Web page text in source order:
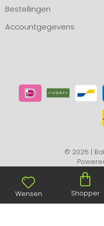
Bestellingen
Accountgegevens
© 2026 |
Wensen Shopper